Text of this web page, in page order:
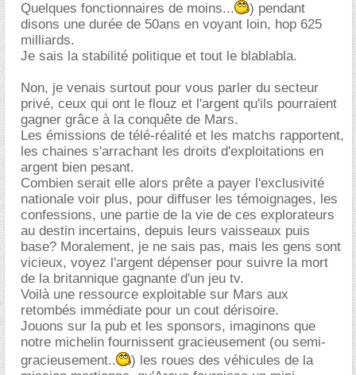
Quelques fonctionnaires de moins...
) pendant
disons une durée de 50ans en voyant loin, hop 625
milliards.
Je sais la stabilité politique et tout le blablabla.
Non, je venais surtout pour vous parler du secteur
privé, ceux qui ont le flouz et l'argent qu'ils pourraient
gagner grâce à la conquête de Mars.
Les émissions de télé-réalité et les matchs rapportent,
les chaines s'arrachant les droits d'exploitations en
argent bien pesant.
Combien serait elle alors prête a payer l'exclusivité
nationale voir plus, pour diffuser les témoignages, les
confessions, une partie de la vie de ces explorateurs
au destin incertains, depuis leurs vaisseaux puis
base? Moralement, je ne sais pas, mais les gens sont
vicieux, voyez l'argent dépenser pour suivre la mort
de la britannique gagnante d'un jeu tv.
Voilà une ressource exploitable sur Mars aux
retombés immédiate pour un cout dérisoire.
Jouons sur la pub et les sponsors, imaginons que
notre michelin fournissent gracieusement (ou semi-
gracieusement..
) les roues des véhicules de la